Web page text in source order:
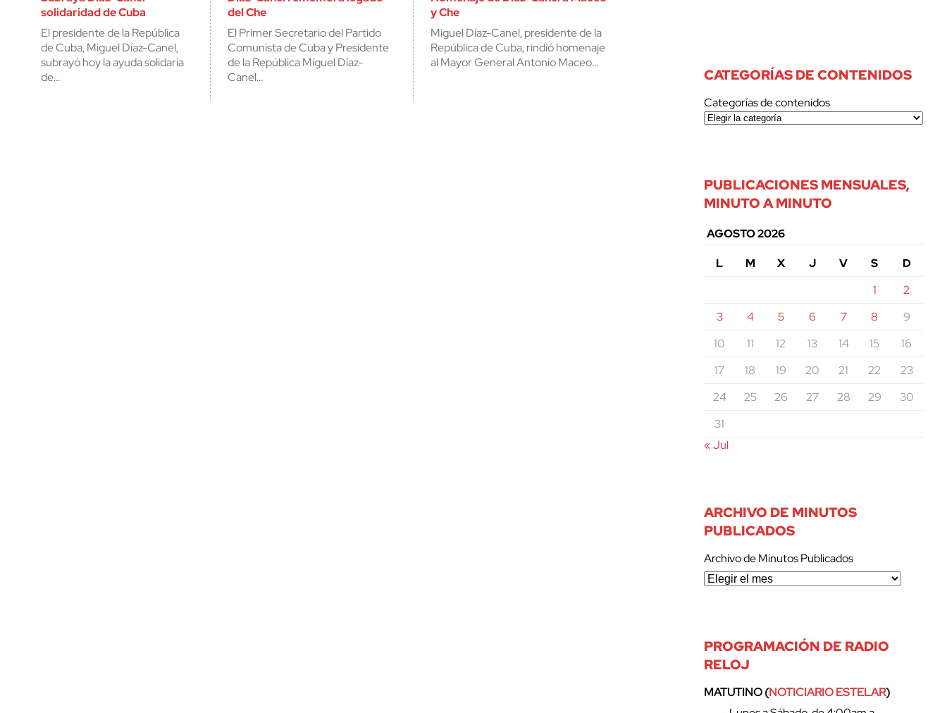
solidaridad de Cuba
El presidente de la República
de Cuba, Miguel Díaz-Canel,
subrayó hoy la ayuda solidaria
de…
del Che
El Primer Secretario del Partido
Comunista de Cuba y Presidente
de la República Miguel Díaz-
Canel…
y Che
Miguel Díaz-Canel, presidente de la
República de Cuba, rindió homenaje
al Mayor General Antonio Maceo…
CATEGORÍAS DE CONTENIDOS
Categorías de contenidos
PUBLICACIONES MENSUALES,
MINUTO A MINUTO
AGOSTO 2026
L
M X J V S
D
1
2
3
4 5 6 7 8
9
10
11 12 13 14 15
16
17
18 19 20 21 22
23
24
25 26 27 28 29
30
31
« Jul
ARCHIVO DE MINUTOS
PUBLICADOS
Archivo de Minutos Publicados
PROGRAMACIÓN DE RADIO
RELOJ
MATUTINO (NOTICIARIO ESTELAR)